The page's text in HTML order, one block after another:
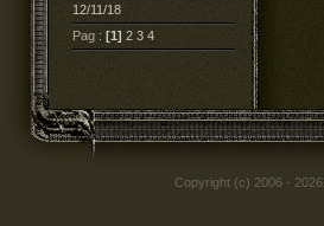
12/11/18
Pag : [1] 2 3 4
Copyright (c) 2006 - 2026